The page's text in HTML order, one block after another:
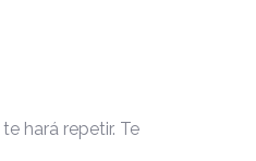
hará repetir. Te